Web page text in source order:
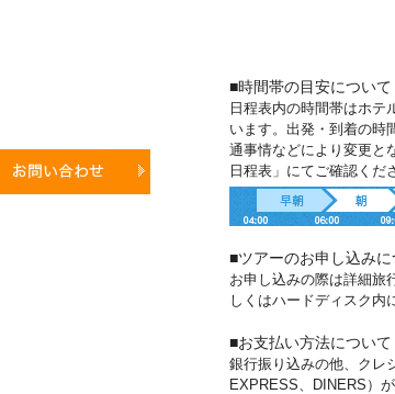
■時間帯の目安について
日程表内の時間帯はホテ
います。出発・到着の時
通事情などにより変更と
日程表」にてご確認くだ
■ツアーのお申し込みに
お申し込みの際は詳細旅
しくはハードディスク内
■お支払い方法について
銀行振り込みの他、クレ
EXPRESS、DINERS）